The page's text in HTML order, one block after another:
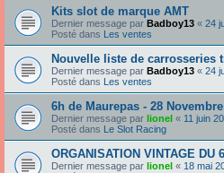
Kits slot de marque AMT
Dernier message par Badboy13 « 24
Posté dans Les ventes
Nouvelle liste de carrosseries
Dernier message par Badboy13 « 24
Posté dans Les ventes
6h de Maurepas - 28
Dernier message par lionel « 11 juin
Posté dans Le Slot Racing
ORGANISATION VINTAGE DU
Dernier message par lionel « 18 mai